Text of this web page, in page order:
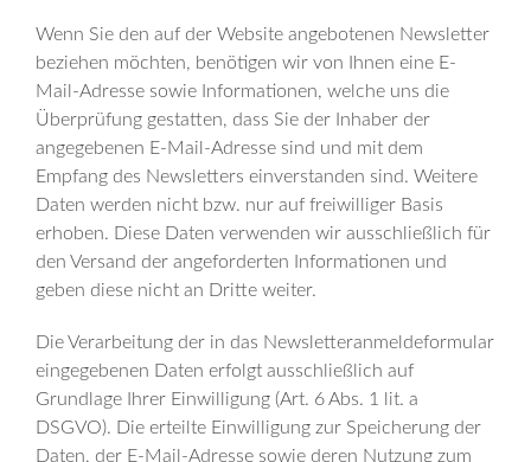
Wenn Sie den auf der Website angebotenen Newsletter
beziehen möchten, benötigen wir von Ihnen eine E-
Mail-Adresse sowie Informationen, welche uns die
Überprüfung gestatten, dass Sie der Inhaber der
angegebenen E-Mail-Adresse sind und mit dem
Empfang des Newsletters einverstanden sind. Weitere
Daten werden nicht bzw. nur auf freiwilliger Basis
erhoben. Diese Daten verwenden wir ausschließlich für
den Versand der angeforderten Informationen und
geben diese nicht an Dritte weiter.
Die Verarbeitung der in das Newsletteranmeldeformular
eingegebenen Daten erfolgt ausschließlich auf
Grundlage Ihrer Einwilligung (Art. 6 Abs. 1 lit. a
DSGVO). Die erteilte Einwilligung zur Speicherung der
Daten, der E-Mail-Adresse sowie deren Nutzung zum